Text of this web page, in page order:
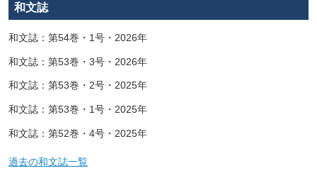
和文誌
和文誌：第54巻・1号・2026年
和文誌：第53巻・3号・2026年
和文誌：第53巻・2号・2025年
和文誌：第53巻・1号・2025年
和文誌：第52巻・4号・2025年
過去の和文誌一覧